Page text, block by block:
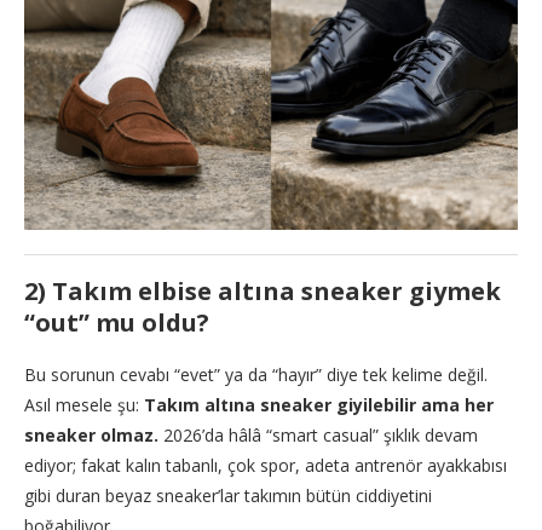
2) Takım elbise altına sneaker giymek
“out” mu oldu?
Bu sorunun cevabı “evet” ya da “hayır” diye tek kelime değil.
Asıl mesele şu: Takım altına sneaker giyilebilir ama her
sneaker olmaz. 2026’da hâlâ “smart casual” şıklık devam
ediyor; fakat kalın tabanlı, çok spor, adeta antrenör ayakkabısı
gibi duran beyaz sneaker’lar takımın bütün ciddiyetini